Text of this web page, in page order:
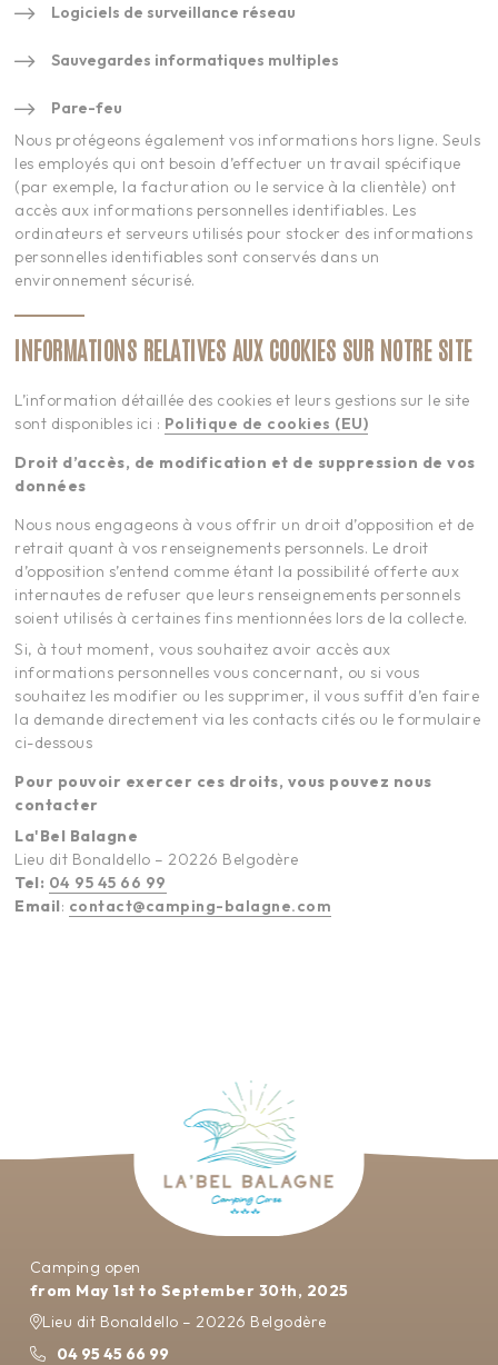
Logiciels de surveillance réseau
Sauvegardes informatiques multiples
Pare-feu
Nous protégeons également vos informations hors ligne. Seuls
les employés qui ont besoin d’effectuer un travail spécifique
(par exemple, la facturation ou le service à la clientèle) ont
accès aux informations personnelles identifiables. Les
ordinateurs et serveurs utilisés pour stocker des informations
personnelles identifiables sont conservés dans un
environnement sécurisé.
INFORMATIONS RELATIVES AUX COOKIES SUR NOTRE SITE
L’information détaillée des cookies et leurs gestions sur le site
sont disponibles ici : Politique de cookies (EU)
Droit d’accès, de modification et de suppression de vos
données
Nous nous engageons à vous offrir un droit d’opposition et de
retrait quant à vos renseignements personnels. Le droit
d’opposition s’entend comme étant la possibilité offerte aux
internautes de refuser que leurs renseignements personnels
soient utilisés à certaines fins mentionnées lors de la collecte.
Si, à tout moment, vous souhaitez avoir accès aux
informations personnelles vous concernant, ou si vous
souhaitez les modifier ou les supprimer, il vous suffit d’en faire
la demande directement via les contacts cités ou le formulaire
ci-dessous
Pour pouvoir exercer ces droits, vous pouvez nous
contacter
La'Bel Balagne
Lieu dit Bonaldello – 20226 Belgodère
Tel: 04 95 45 66 99
Email: contact@camping-balagne.com
Camping open
from May 1st to September 30th, 2025
Lieu dit Bonaldello – 20226 Belgodère
04 95 45 66 99